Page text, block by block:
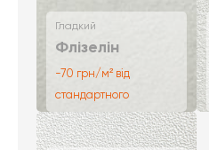
Гладкий
Флізелін
-70 грн/м² від
стандартного